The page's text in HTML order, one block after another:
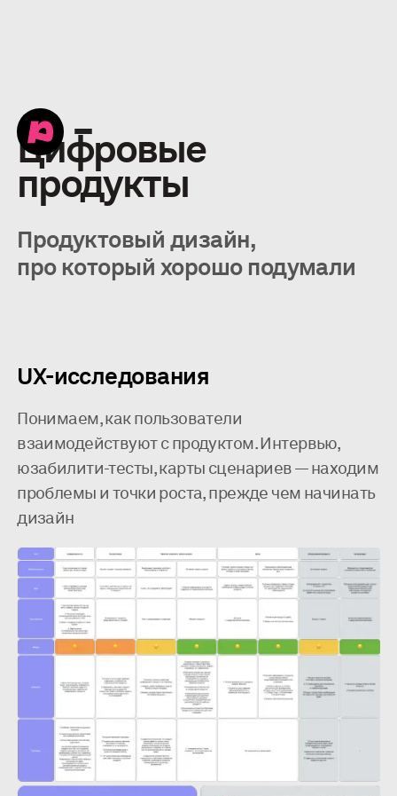
Цифровые
продукты
Продуктовый дизайн,
про который хорошо подумали
UX-исследования
Понимаем, как пользователи
взаимодействуют с продуктом. Интервью,
юзабилити-тесты, карты сценариев — находим
проблемы и точки роста, прежде чем начинать
дизайн